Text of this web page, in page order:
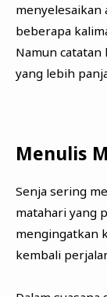
menyelesaikan
beberapa
Namun
yang lebih
Menulis
Senja sering
matahari yang
mengingatkan
kembali